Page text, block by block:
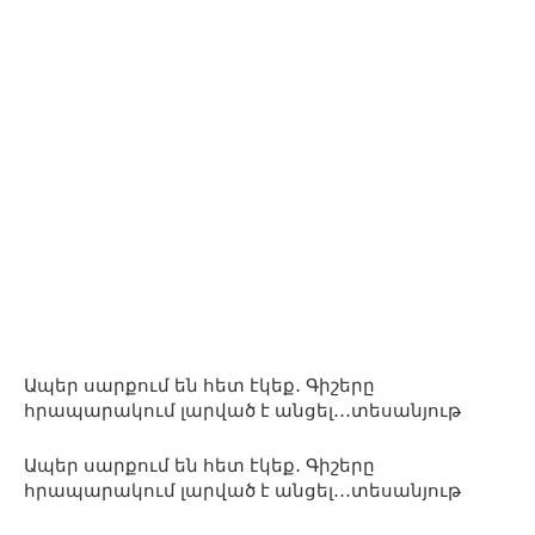
Ապեր սարքում են հետ էկեք․ Գիշերը
հրապարակում լարված է անցել․․․տեսանյութ
Ապեր սարքում են հետ էկեք․ Գիշերը
հրապարակում լարված է անցել․․․տեսանյութ